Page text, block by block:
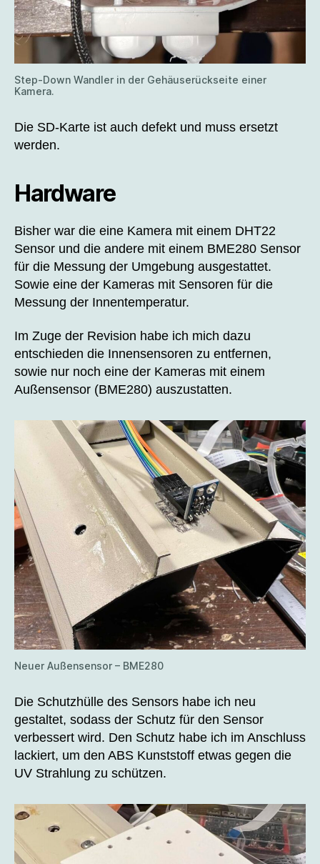
Step-Down Wandler in der Gehäuserückseite einer
Kamera.
Die SD-Karte ist auch defekt und muss ersetzt
werden.
Hardware
Bisher war die eine Kamera mit einem DHT22
Sensor und die andere mit einem BME280 Sensor
für die Messung der Umgebung ausgestattet.
Sowie eine der Kameras mit Sensoren für die
Messung der Innentemperatur.
Im Zuge der Revision habe ich mich dazu
entschieden die Innensensoren zu entfernen,
sowie nur noch eine der Kameras mit einem
Außensensor (BME280) auszustatten.
Neuer Außensensor – BME280
Die Schutzhülle des Sensors habe ich neu
gestaltet, sodass der Schutz für den Sensor
verbessert wird. Den Schutz habe ich im Anschluss
lackiert, um den ABS Kunststoff etwas gegen die
UV Strahlung zu schützen.